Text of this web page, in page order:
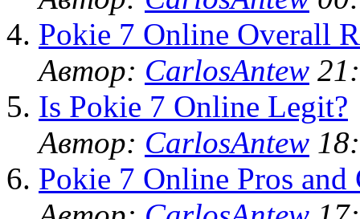
Pokie 7 Online Overall
Автор: CarlosAntew
Is Pokie 7 Online Legit?
Автор: CarlosAntew
Pokie 7 Online Pros and